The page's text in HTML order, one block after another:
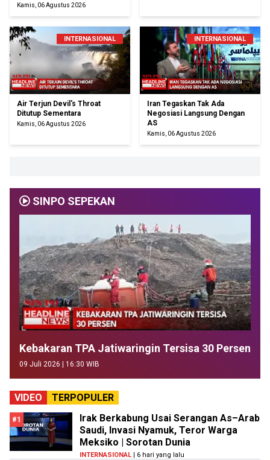
Kamis, 06 Agustus 2026
INTERNASIONAL
Air Terjun Devil's Throat
Ditutup Sementara
Kamis, 06 Agustus 2026
INTERNASIONAL
Iran Tegaskan Tak Ada
Negosiasi Langsung Dengan
AS
Kamis, 06 Agustus 2026
SINPO SEPEKAN
Kebakaran TPA Jatiwaringin Tersisa 30 Persen
09 Juli 2026 | 16:30 WIB
VIDEO TERPOPULER
#1
Irak Berkabung Usai Serangan As–Arab
Saudi, Invasi Nyamuk, Teror Warga
Meksiko | Sorotan Dunia
INTERNASIONAL | 6 hari yang lalu